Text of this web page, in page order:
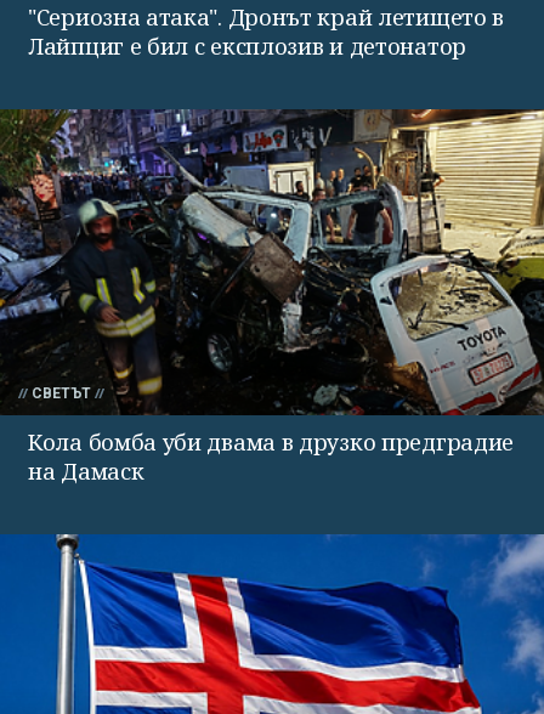
"Сериозна атака". Дронът край летището в
Лайпциг е бил с експлозив и детонатор
СВЕТЪТ
Кола бомба уби двама в друзко предградие
на Дамаск